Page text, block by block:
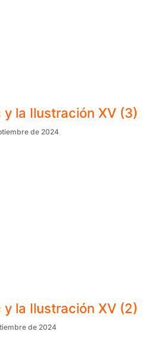
y la Ilustración XV (3)
de 2024
y la Ilustración XV (2)
de 2024